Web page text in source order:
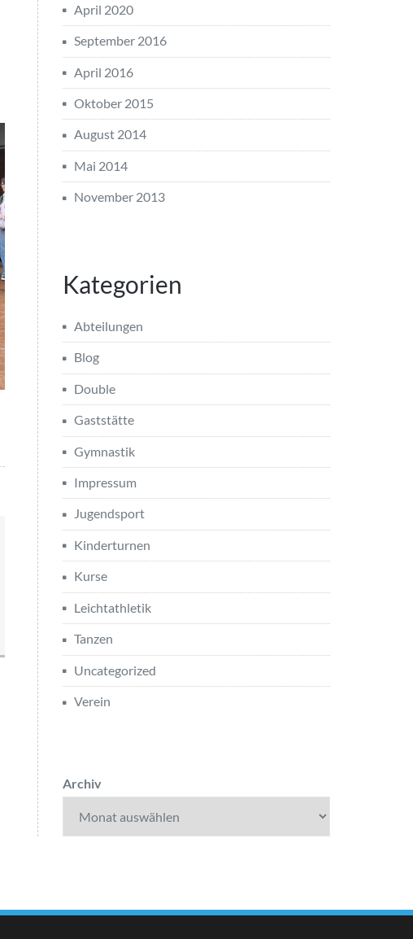
April 2020
September 2016
April 2016
Oktober 2015
August 2014
Mai 2014
November 2013
Kategorien
Abteilungen
Blog
Double
Gaststätte
Gymnastik
Impressum
Jugendsport
Kinderturnen
Kurse
Leichtathletik
Tanzen
Uncategorized
Verein
Archiv